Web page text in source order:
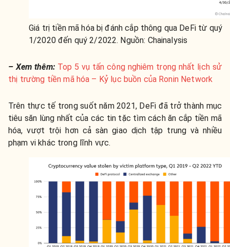
Giá trị tiền mã hóa bị đánh cắp thông qua DeFi từ quý
1/2020 đến quý 2/2022. Nguồn: Chainalysis
– Xem thêm: Top 5 vụ tấn công nghiêm trọng nhất lịch sử
thị trường tiền mã hóa – Kỷ lục buồn của Ronin Network
Trên thực tế trong suốt năm 2021, DeFi đã trở thành mục
tiêu săn lùng nhất của các tin tặc tìm cách ăn cắp tiền mã
hóa, vượt trội hơn cả sàn giao dịch tập trung và nhiều
phạm vi khác trong lĩnh vực.